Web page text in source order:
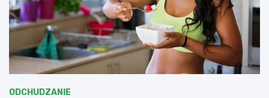
ODCHUDZANIE